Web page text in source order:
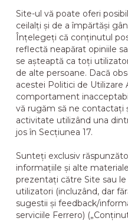
Site-ul vă poate oferi
ceilalți și de a împărtăși
Înțelegeți că conținutul
reflectă neapărat opiniile
se așteaptă ca toți
de alte persoane. Dacă
acestei Politici de Utilizare
comportament
vă rugăm să ne contactați
activitate utilizând una
jos în Secțiunea 17.
Sunteți exclusiv
informațiile și alte
prezentați către Site sau
utilizatori (incluzând, dar
sugestii și feedback/
serviciile Ferrero)